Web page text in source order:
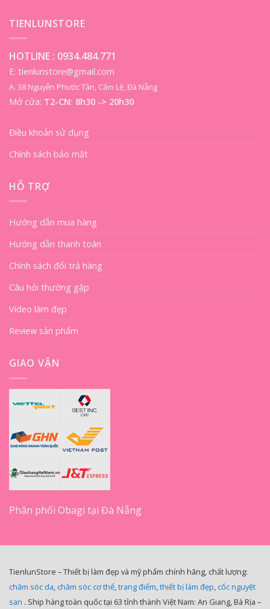
TIENLUNSTORE
HOTLINE : 0934.484.771
E: tienlunstore@gmail.com
A: 38 Nguyễn Phước Tần, Cẩm Lệ, Đà Nẵng
Mở cửa: T2-CN: 8h30 -> 20h30
Điều khoản sử dụng
Chính sách bảo mật
HỖ TRỢ
Hướng dẫn mua hàng
Hướng dẫn thanh toán
Chính sách đổi trả hàng
Câu hỏi thường gặp
Video làm đẹp
Review sản phẩm
GIAO VẬN
Phân phối Obagi tại Đà Nẵng
TienlunStore – Thiết bị làm đẹp và mỹ phẩm chính hãng, chất lượng:
chăm sóc da chăm sóc cơ thể trang điểm thiết bị làm đẹp cốc nguyệt
san . Ship hàng toàn quốc tại 63 tỉnh thành Việt Nam: An Giang, Bà Rịa –